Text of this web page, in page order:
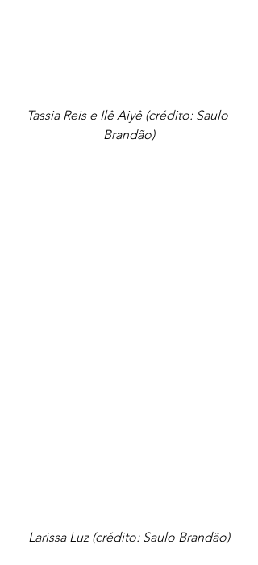
Tassia Reis e Ilê Aiyê (crédito: Saulo
Brandão)
Larissa Luz (crédito: Saulo Brandão)